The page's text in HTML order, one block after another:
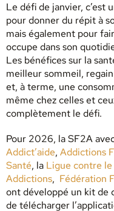
Le défi de janvier, c’est
pour donner du répit à
mais également pour
occupe dans son
Les bénéfices sur la
meilleur sommeil,
et, à terme, une
même chez celles et
complètement le défi.
Pour 2026, la SF2A
Addict’aide, Addictions
Santé, la Ligue contre le
Addictions, Fédération
ont développé un kit de
de télécharger